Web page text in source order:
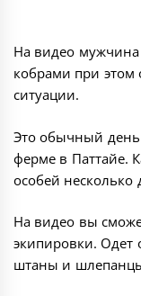
На видео мужчина
кобрами при этом
ситуации.
Это обычный день
ферме в Паттайе.
особей несколько
На видео вы
экипировки.
штаны и